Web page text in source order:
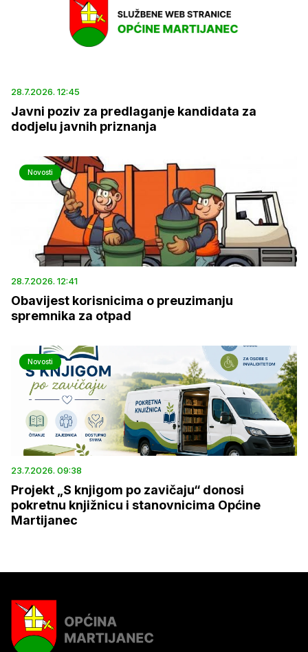
28.7.2026. 12:45
Javni poziv za predlaganje kandidata za
dodjelu javnih priznanja
Novosti
28.7.2026. 12:41
Obavijest korisnicima o preuzimanju
spremnika za otpad
Novosti
23.7.2026. 09:38
Projekt „S knjigom po zavičaju“ donosi
pokretnu knjižnicu i stanovnicima Općine
Martijanec